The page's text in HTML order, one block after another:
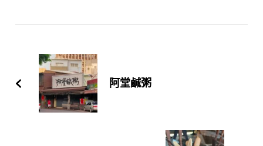
Navigation
阿堂鹹粥